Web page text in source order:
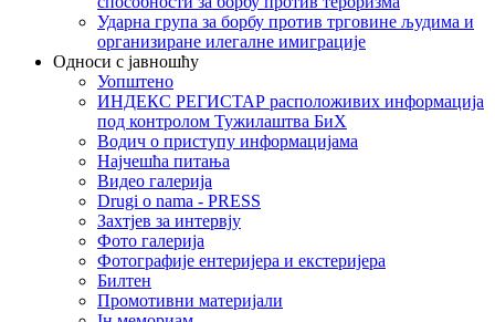
Ударна група за борбу против трговине људима и
организиране илегалне имиграције
Односи с јавношћу
Уопштено
ИНДЕКС РЕГИСТАР расположивих информација
под контролом Тужилаштва БиХ
Водич о приступу информацијама
Најчешћа питања
Видео галерија
Drugi o nama - PRESS
Захтјев за интервју
Фото галерија
Фотографије ентеријера и екстеријера
Билтен
Промотивни материјали